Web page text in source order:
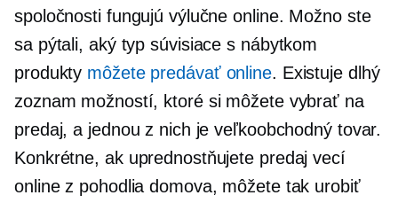
spoločnosti fungujú výlučne online. Možno ste
sa pýtali, aký typsúvisiace s nábytkom
produkty môžete predávať online. Existuje dlhý
zoznam možností, ktoré si môžete vybrať na
predaj, a jednou z nich je veľkoobchodný tovar.
Konkrétne, ak uprednostňujete predaj vecí
online z pohodlia domova, môžete tak urobiť